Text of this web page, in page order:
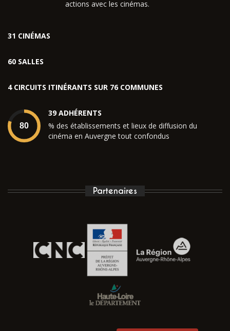
actions avec les cinémas.
31 CINÉMAS
60 SALLES
4 CIRCUITS ITINÉRANTS SUR 76 COMMUNES
39 ADHÉRENTS
% des établissements et lieux de diffusion du
cinéma en Auvergne tout confondus
Partenaires